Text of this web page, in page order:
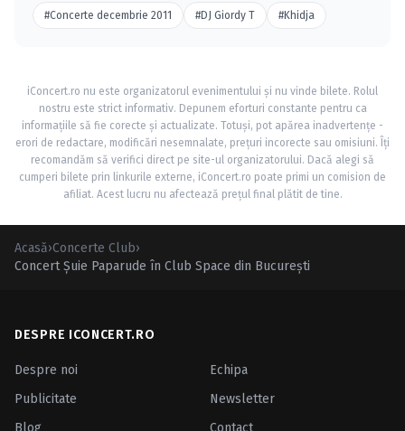
#Concerte decembrie 2011 #DJ Giordy T #Khidja
iConcert.ro nu este organizatorul evenimentului și nu vinde bilete. Rolul
nostru este strict informativ. Depunem eforturi constante pentru ca
informațiile să fie corecte și actualizate. Totuși, pot apărea inadvertențe -
erori de redactare, modificări nesemnalate, prețuri incorecte sau omisiuni. Îți
recomandăm să verifici direct pe site-ul organizatorului. Dacă alegi să
cumperi bilete prin linkurile externe, iConcert.ro poate primi un comision de
afiliat. Acest lucru nu afectează prețul final plătit de tine.
Acasă›Concerte Club›
Concert Şuie Paparude în Club Space din Bucureşti
DESPRE ICONCERT.RO
Despre noi
Echipa
Publicitate
Newsletter
Blog
Contact